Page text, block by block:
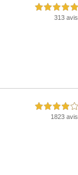
5,0 étoiles sur 5
313 avis
4,0 étoiles sur 5
1823 avis